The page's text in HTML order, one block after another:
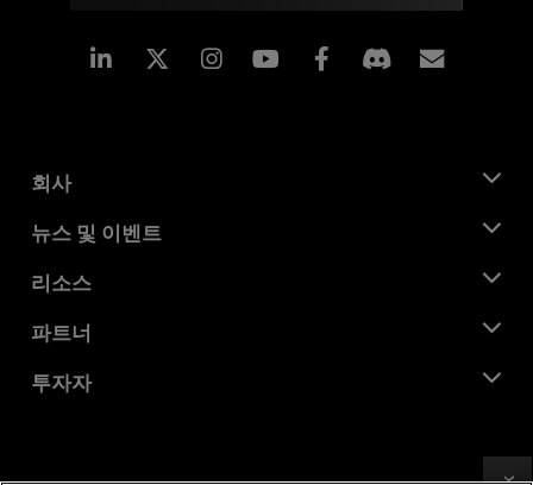
Linkedin Instagram Facebook
회사
AMD 소개
기업의 사회적 책임
채용
문의하기
뉴스 및 이벤트
뉴스룸
미디어 라이브러리
리소스
개발자 센트럴
사례 연구
파트너
AMD 파트너 허브
투자자